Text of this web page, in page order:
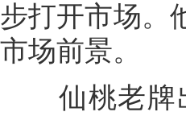
步打开市场。
市场前景。
仙桃老牌出